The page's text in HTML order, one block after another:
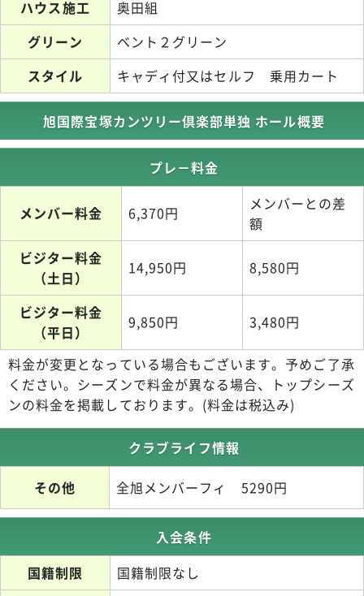
ハウス施工
奥田組
グリーン
ベント２グリーン
スタイル
キャディ付又はセルフ 乗用カート
旭国際宝塚カンツリー倶楽部単独 ホール概要
プレ－料金
メンバー料金 6,370円
メンバーとの差
額
ビジター料金
（土日）
14,950円 8,580円
ビジター料金
（平日）
9,850円 3,480円
料金が変更となっている場合もございます。予めご了承
ください。シーズンで料金が異なる場合、トップシーズ
ンの料金を掲載しております。(料金は税込み)
クラブライフ情報
その他 全旭メンバーフィ 5290円
入会条件
国籍制限
国籍制限なし